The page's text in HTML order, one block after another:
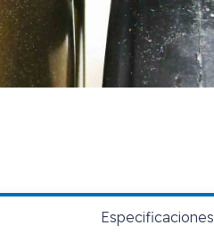
Especificaciones